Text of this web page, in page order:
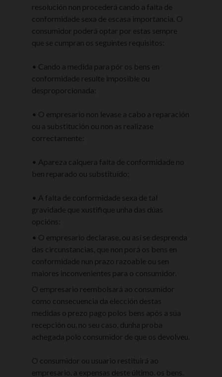
resolución non procederá cando a falta de
conformidade sexa de escasa importancia. O
consumidor poderá optar por estas sempre
que se cumpran os seguintes requisitos:
• Cando a medida para pór os bens en
conformidade resulte imposible ou
desproporcionada;
• O empresario non levase a cabo a reparación
ou a substitución ou non as realizase
correctamente;
• Apareza calquera falta de conformidade no
ben reparado ou substituído;
• A falta de conformidade sexa de tal
gravidade que xustifique unha das dúas
opcións;
• O empresario declarase, ou así se desprenda
das circunstancias, que non porá os bens en
conformidade nun prazo razoable ou sen
maiores inconvenientes para o consumidor.
O empresario reembolsará ao consumidor
como consecuencia da elección destas
medidas o prezo pago polos bens após a súa
recepción ou, no seu caso, dunha proba
achegada polo consumidor de que os devolveu.
O consumidor ou usuario restituirá ao
empresario, a expensas deste último, os bens.